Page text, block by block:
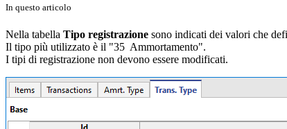
In questo articolo
Nella tabella Tipo registrazione sono indicati dei valori che
Il tipo più utilizzato è il "35 Ammortamento".
I tipi di registrazione non devono essere modificati.